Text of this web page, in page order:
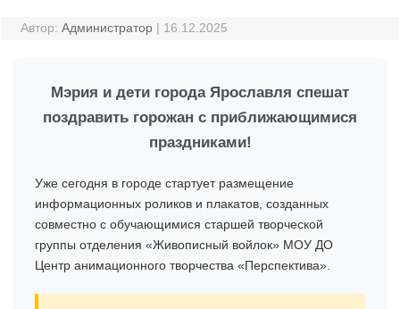
Автор: Администратор | 16.12.2025
Мэрия и дети города Ярославля спешат
поздравить горожан с приближающимися
праздниками!
Уже сегодня в городе стартует размещение
информационных роликов и плакатов, созданных
совместно с обучающимися старшей творческой
группы отделения «Живописный войлок» МОУ ДО
Центр анимационного творчества «Перспектива».